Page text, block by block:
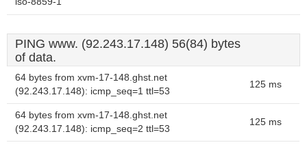
PING www. (92.243.17.148) 56(84) bytes
of data.
64 bytes from xvm-17-148.ghst.net
(92.243.17.148): icmp_seq=1 ttl=53
125 ms
64 bytes from xvm-17-148.ghst.net
(92.243.17.148): icmp_seq=2 ttl=53
125 ms